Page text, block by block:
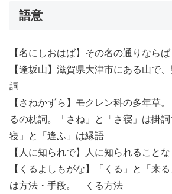
語意
【名にしおはば】その名の通りならば
【逢坂山】滋賀県大津市にある山で
詞
【さねかずら】モクレン科の多年草
るの枕詞。「さね」と「さ寝」は掛
寝」と「逢ふ」は縁語
【人に知られで】人に知られることな
【くるよしもがな】「くる」と「来
は方法・手段。 くる方法